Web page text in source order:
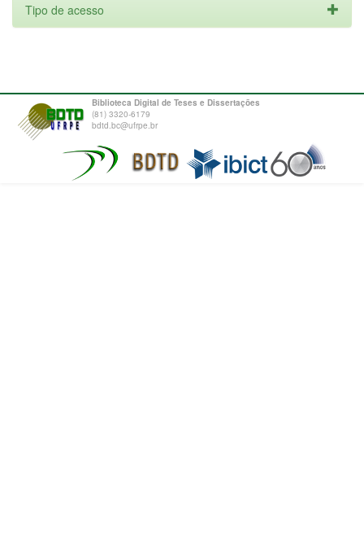
Tipo de acesso
Biblioteca Digital de Teses e Dissertações
(81) 3320-6179
bdtd.bc@ufrpe.br